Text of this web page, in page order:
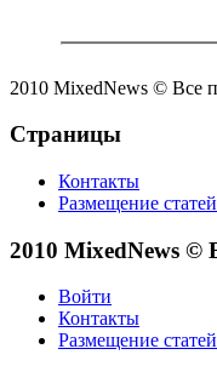
2010 MixedNews © Все
Страницы
Контакты
Размещение статей
2010 MixedNews ©
Войти
Контакты
Размещение статей